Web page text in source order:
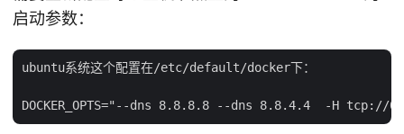
启动参数：
ubuntu系统这个配置在/etc/default/docker下：